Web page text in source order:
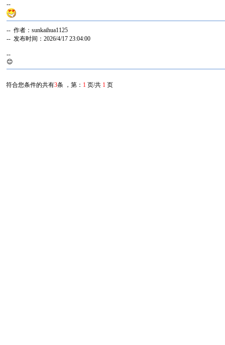
--
-- 作者：sunkaihua1125
-- 发布时间：2026/4/17 23:04:00
--
😊
符合您条件的共有3条 ，第： 1 页/共 1 页